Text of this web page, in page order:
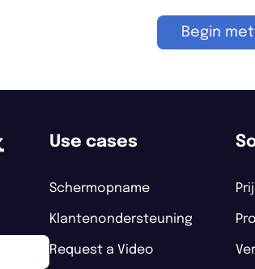
Begin
Use cases
Schermopname
Klantenondersteuning
Request a Video